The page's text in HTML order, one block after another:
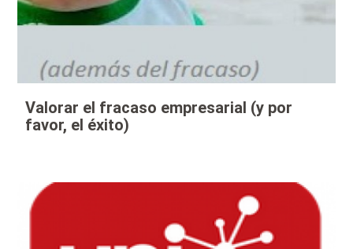
Valorar el fracaso empresarial (y por
favor, el éxito)